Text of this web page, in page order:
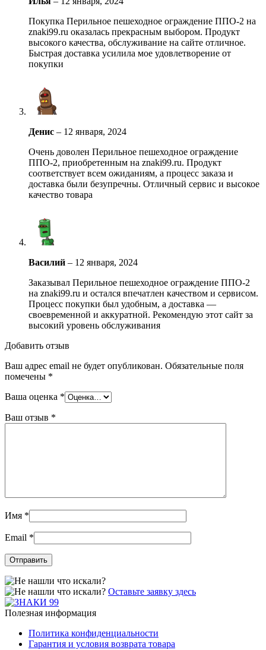
Покупка Перильное пешеходное ограждение ППО-2 на
znaki99.ru оказалась прекрасным выбором. Продукт
высокого качества, обслуживание на сайте отличное.
Быстрая доставка усилила мое удовлетворение от
покупки
Денис – 12 января, 2024
Очень доволен Перильное пешеходное ограждение
ППО-2, приобретенным на znaki99.ru. Продукт
соответствует всем ожиданиям, а процесс заказа и
доставка были безупречны. Отличный сервис и высокое
качество товара
Василий – 12 января, 2024
Заказывал Перильное пешеходное ограждение ППО-2
на znaki99.ru и остался впечатлен качеством и сервисом.
Процесс покупки был удобным, а доставка —
своевременной и аккуратной. Рекомендую этот сайт за
высокий уровень обслуживания
Добавить отзыв
Ваш адрес email не будет опубликован. Обязательные поля
помечены *
Ваша оценка *
Ваш отзыв *
Имя *
Email *
Оставьте заявку здесь
Полезная информация
Политика конфиденциальности
Гарантия и условия возврата товара